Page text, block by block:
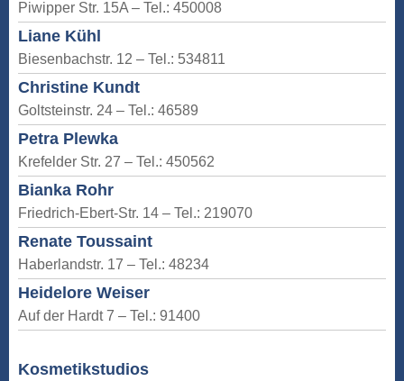
Piwipper Str. 15A – Tel.: 450008
Liane Kühl
Biesenbachstr. 12 – Tel.: 534811
Christine Kundt
Goltsteinstr. 24 – Tel.: 46589
Petra Plewka
Krefelder Str. 27 – Tel.: 450562
Bianka Rohr
Friedrich-Ebert-Str. 14 – Tel.: 219070
Renate Toussaint
Haberlandstr. 17 – Tel.: 48234
Heidelore Weiser
Auf der Hardt 7 – Tel.: 91400
Kosmetikstudios